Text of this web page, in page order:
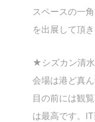
スペースの一
を出展して頂き
★シズカン清
会場は港ど真
目の前には観
は最高です。